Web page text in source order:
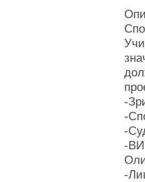
-
-
-
-
-